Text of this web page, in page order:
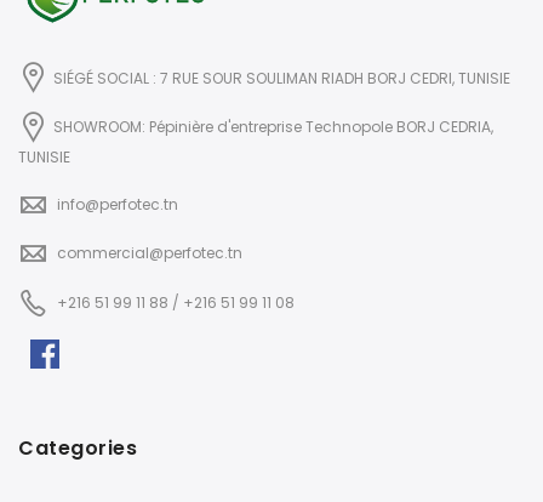
SIÉGÉ SOCIAL : 7 RUE SOUR SOULIMAN RIADH BORJ CEDRI, TUNISIE
SHOWROOM: Pépinière d'entreprise Technopole BORJ CEDRIA,
TUNISIE
info@perfotec.tn
commercial@perfotec.tn
+216 51 99 11 88 / +216 51 99 11 08
Categories